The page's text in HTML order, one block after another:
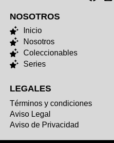
NOSOTROS
Inicio
Nosotros
Coleccionables
Series
LEGALES
Términos y condiciones
Aviso Legal
Aviso de Privacidad